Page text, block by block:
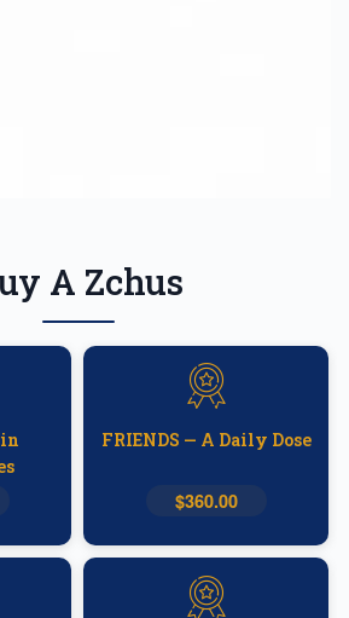
A Zchus
FRIENDS — A Daily Dose
$360.00